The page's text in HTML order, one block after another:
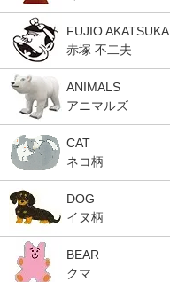
FUJIO AKATSUKA
赤塚 不二夫
ANIMALS
アニマルズ
CAT
ネコ柄
DOG
イヌ柄
BEAR
クマ